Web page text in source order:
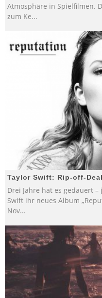
Atmosphäre in Spielfilmen.
zum Ke...
Taylor Swift: Rip-off-
Drei Jahre hat es gedauert
Swift ihr neues Album
Nov...